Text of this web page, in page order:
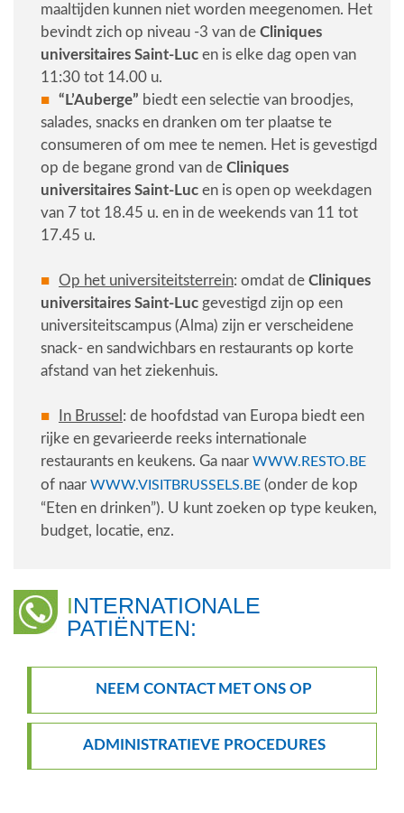
maaltijden kunnen niet worden meegenomen. Het
bevindt zich op niveau -3 van de Cliniques
universitaires Saint-Luc en is elke dag open van
11:30 tot 14.00 u.
“L’Auberge” biedt een selectie van broodjes,
salades, snacks en dranken om ter plaatse te
consumeren of om mee te nemen. Het is gevestigd
op de begane grond van de Cliniques
universitaires Saint-Luc en is open op weekdagen
van 7 tot 18.45 u. en in de weekends van 11 tot
17.45 u.
Op het universiteitsterrein: omdat de Cliniques
universitaires Saint-Luc gevestigd zijn op een
universiteitscampus (Alma) zijn er verscheidene
snack- en sandwichbars en restaurants op korte
afstand van het ziekenhuis.
In Brussel : de hoofdstad van Europa biedt een
rijke en gevarieerde reeks internationale
restaurants en keukens. Ga naar WWW.RESTO.BE
of naar WWW.VISITBRUSSELS.BE (onder de kop
“Eten en drinken”). U kunt zoeken op type keuken,
budget, locatie, enz.
INTERNATIONALE
PATIËNTEN:
NEEM CONTACT MET ONS OP
ADMINISTRATIEVE PROCEDURES